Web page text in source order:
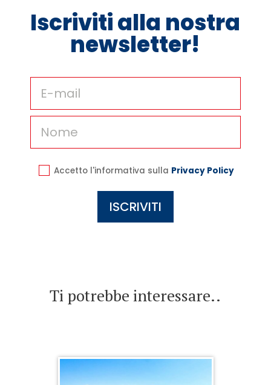
Iscriviti alla nostra
newsletter!
Accetto l'informativa sulla Privacy Policy
Ti potrebbe interessare..